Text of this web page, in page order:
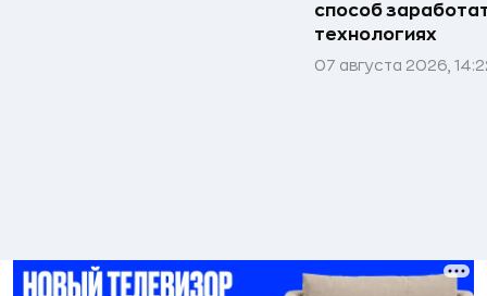
способ
технологиях
07 августа 2026,